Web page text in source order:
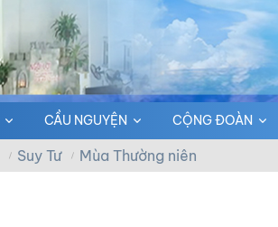
CẦU NGUYỆN CỘNG ĐOÀN
Suy Tư Mùa Thường niên